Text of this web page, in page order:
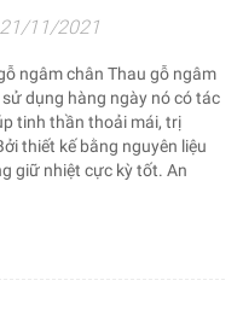
21/11/2021
ngâm chân Thau gỗ ngâm
dụng hàng ngày nó có tác
tinh thần thoải mái, trị
thiết kế bằng nguyên liệu
giữ nhiệt cực kỳ tốt. An